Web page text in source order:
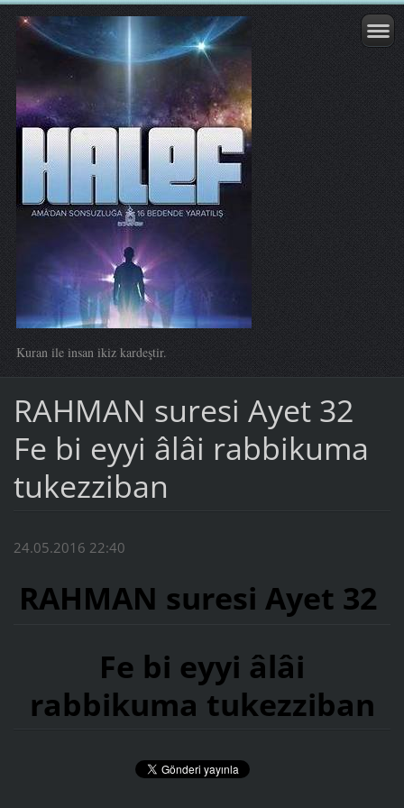
Kuran ile insan ikiz kardeştir.
RAHMAN suresi Ayet 32
Fe bi eyyi âlâi rabbikuma
tukezziban
24.05.2016 22:40
RAHMAN suresi Ayet 32
Fe bi eyyi âlâi
rabbikuma tukezziban